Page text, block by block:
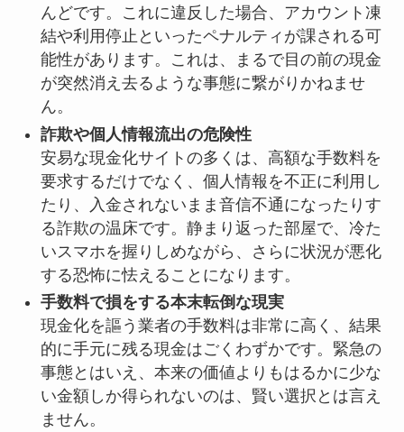
んどです。これに違反した場合、アカウント凍
結や利用停止といったペナルティが課される可
能性があります。これは、まるで目の前の現金
が突然消え去るような事態に繋がりかねませ
ん。
詐欺や個人情報流出の危険性
安易な現金化サイトの多くは、高額な手数料を
要求するだけでなく、個人情報を不正に利用し
たり、入金されないまま音信不通になったりす
る詐欺の温床です。静まり返った部屋で、冷た
いスマホを握りしめながら、さらに状況が悪化
する恐怖に怯えることになります。
手数料で損をする本末転倒な現実
現金化を謳う業者の手数料は非常に高く、結果
的に手元に残る現金はごくわずかです。緊急の
事態とはいえ、本来の価値よりもはるかに少な
い金額しか得られないのは、賢い選択とは言え
ません。